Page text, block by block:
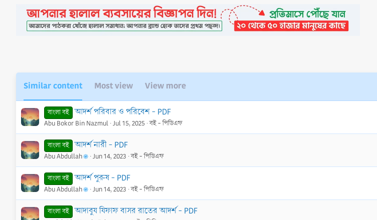
i
o
n
Similar content Most view View more
বাংলা বই আদর্শ পরিবার ও পরিবেশ - PDF
Abu Bokor Bin Nazmul Jul 15, 2025 বই - পিডিএফ
বাংলা বই আদর্শ নারী - PDF
Abu Abdullah Jun 14, 2023 বই - পিডিএফ
বাংলা বই আদর্শ পুরুষ - PDF
Abu Abdullah Jun 14, 2023 বই - পিডিএফ
বাংলা বই আদাবুয যিফাফ বাসর রাতের আদর্শ - PDF